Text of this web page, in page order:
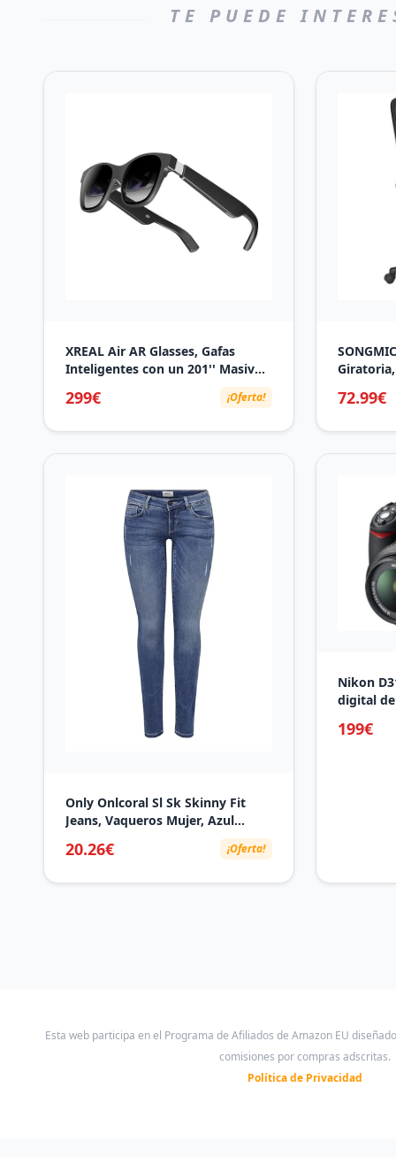
TE PUEDE
XREAL Air AR Glasses, Gafas
Inteligentes con un 201'' Masivo
Teatro Virtual Micro-OLED, Gafas
de Realidad Aumentada,
Consolas y Juegos en la Nube
299€ ¡Oferta!
OBN15BK
72.99€
Only Onlcoral Sl Sk Skinny Fit
Jeans, Vaqueros Mujer, Azul
(Medium Blue Denim), 28W/30L
20.26€ ¡Oferta!
Nikon
digital
HD),
199€
Esta web participa en el Programa de Afiliados de Amazon EU
comisiones por compras adscritas.
Política de Privacidad